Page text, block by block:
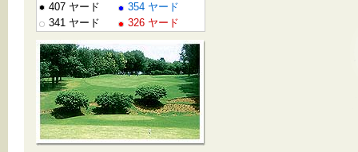
407 ヤード
354 ヤード
341 ヤード
326 ヤード